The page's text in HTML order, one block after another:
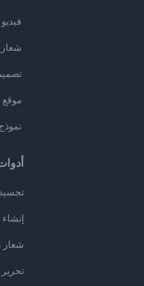
فيديو
شعار
موقع
نموذج
شعار
تحرير